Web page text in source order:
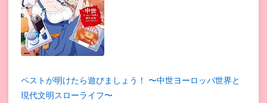
ペストが明けたら遊びましょう！ 〜中世ヨーロッパ世界と
現代文明スローライフ〜